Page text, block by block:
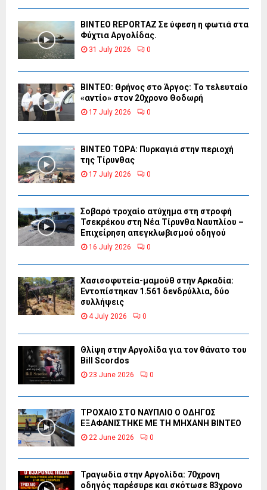
BINTEO REPORTAZ Σε ύφεση η φωτιά στα
Φύχτια Αργολίδας.
31 July 2026 0
ΒΙΝΤΕΟ: Θρήνος στο Άργος: Το τελευταίο
«αντίο» στον 20χρονο Θοδωρή
17 July 2026 0
ΒΙΝΤΕΟ ΤΩΡΑ: Πυρκαγιά στην περιοχή
της Τίρυνθας
17 July 2026 0
Σοβαρό τροχαίο ατύχημα στη στροφή
Τσεκρέκου στη Νέα Τίρυνθα Ναυπλίου –
Επιχείρηση απεγκλωβισμού οδηγού
16 July 2026 0
Χασισοφυτεία-μαμούθ στην Αρκαδία:
Εντοπίστηκαν 1.561 δενδρύλλια, δύο
συλλήψεις
4 July 2026 0
Θλίψη στην Αργολίδα για τον θάνατο του
Bill Scordos
23 June 2026 0
ΤΡΟΧΑΙΟ ΣΤΟ ΝΑΥΠΛΙΟ Ο ΟΔΗΓΟΣ
ΕΞΑΦΑΝΙΣΤΗΚΕ ΜΕ ΤΗ ΜΗΧΑΝΗ ΒΙΝΤΕΟ
22 June 2026 0
Τραγωδία στην Αργολίδα: 70χρονη
οδηγός παρέσυρε και σκότωσε 83χρονο